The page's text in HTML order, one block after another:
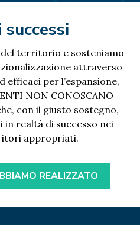
territorio e sosteniamo
attraverso
efficaci per l’espansione,
NON CONOSCANO
con il giusto sostegno,
realtà di successo nei
appropriati.
REALIZZATO